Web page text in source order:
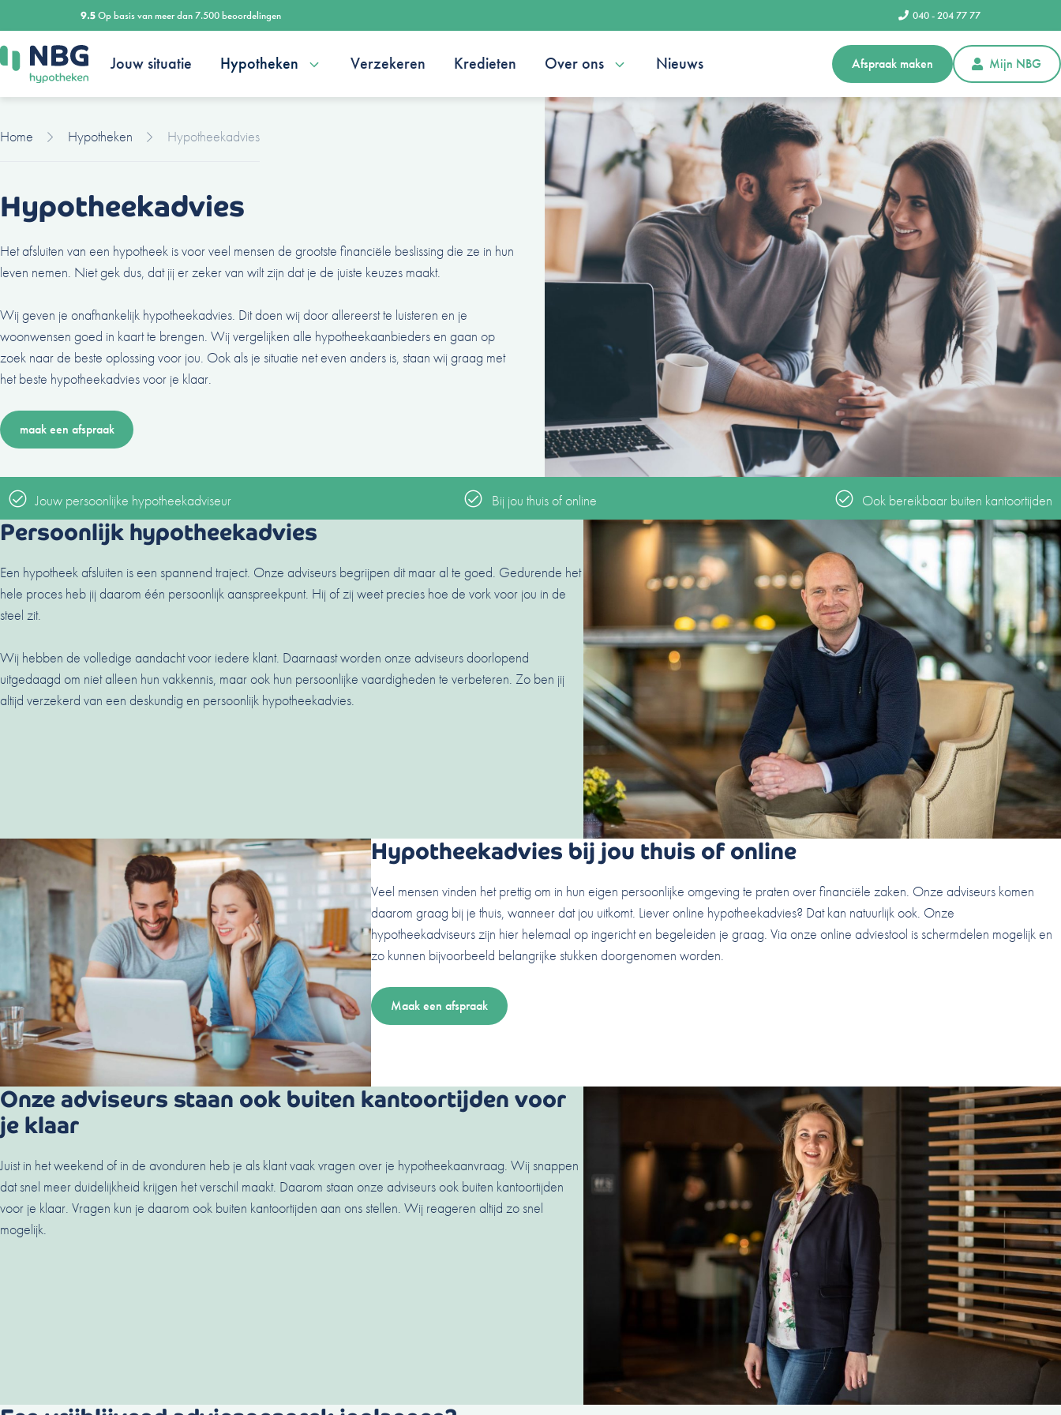
naar
de
inhoud
040 - 204 77 77
9.5Op basis van meer dan 7.500 beoordelingen
Jouw situatie Hypotheken Verzekeren Kredieten Over ons Nieuws Afspraak maken Mijn NBG
Home Hypotheken Hypotheekadvies
Hypotheekadvies
Het afsluiten van een hypotheek is voor veel mensen de grootste financiële beslissing die ze in hun
leven nemen. Niet gek dus, dat jij er zeker van wilt zijn dat je de juiste keuzes maakt.
Wij geven je onafhankelijk hypotheekadvies. Dit doen wij door allereerst te luisteren en je
woonwensen goed in kaart te brengen. Wij vergelijken alle hypotheekaanbieders en gaan op
zoek naar de beste oplossing voor jou. Ook als je situatie net even anders is, staan wij graag met
het beste hypotheekadvies voor je klaar.
maak een afspraak
Jouw persoonlijke hypotheekadviseur Bij jou thuis of online Ook bereikbaar buiten kantoortijden
Persoonlijk hypotheekadvies
Een hypotheek afsluiten is een spannend traject. Onze adviseurs begrijpen dit maar al te goed. Gedurende het
hele proces heb jij daarom één persoonlijk aanspreekpunt. Hij of zij weet precies hoe de vork voor jou in de
steel zit.
Wij hebben de volledige aandacht voor iedere klant. Daarnaast worden onze adviseurs doorlopend
uitgedaagd om niet alleen hun vakkennis, maar ook hun persoonlijke vaardigheden te verbeteren. Zo ben jij
altijd verzekerd van een deskundig en persoonlijk hypotheekadvies.
Hypotheekadvies bij jou thuis of online
Veel mensen vinden het prettig om in hun eigen persoonlijke omgeving te praten over financiële zaken. Onze adviseurs komen
daarom graag bij je thuis, wanneer dat jou uitkomt. Liever online hypotheekadvies? Dat kan natuurlijk ook. Onze
hypotheekadviseurs zijn hier helemaal op ingericht en begeleiden je graag. Via onze online adviestool is schermdelen mogelijk en
zo kunnen bijvoorbeeld belangrijke stukken doorgenomen worden.
Maak een afspraak
Onze adviseurs staan ook buiten kantoortijden voor
je klaar
Juist in het weekend of in de avonduren heb je als klant vaak vragen over je hypotheekaanvraag. Wij snappen
dat snel meer duidelijkheid krijgen het verschil maakt. Daarom staan onze adviseurs ook buiten kantoortijden
voor je klaar. Vragen kun je daarom ook buiten kantoortijden aan ons stellen. Wij reageren altijd zo snel
mogelijk.